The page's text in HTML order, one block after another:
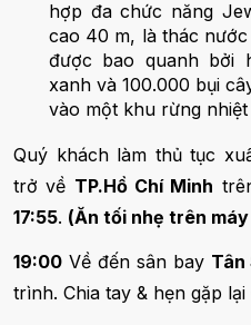
hợp đa chức năng
cao 40 m, là thác
được bao quanh bởi
xanh và 100.000 bụi
vào một khu rừng
Quý khách làm thủ tục
trở về TP.Hồ Chí Minh
17:55. (Ăn tối nhẹ trên
19:00 Về đến sân bay Tân
trình. Chia tay & hẹn gặp